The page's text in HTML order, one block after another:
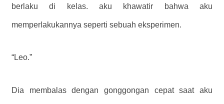
berlaku di kelas. aku khawatir bahwa aku
memperlakukannya seperti sebuah eksperimen.
“Leo.”
Dia membalas dengan gonggongan cepat saat aku